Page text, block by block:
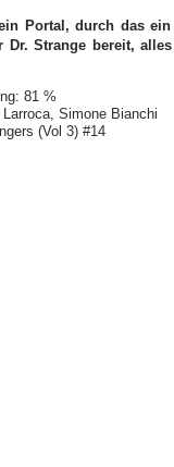
Portal, durch das
Dr. Strange bereit,
81 %
Simone Bianchi
(Vol 3) #14